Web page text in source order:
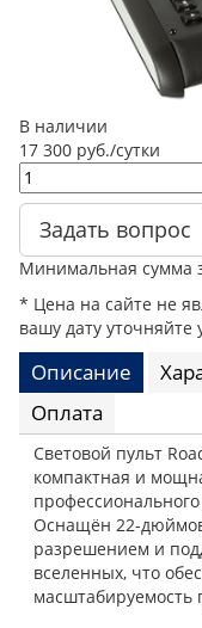
В наличии
17 300 руб./сутки
Задать вопрос
Минимальная сумма
* Цена на сайте не
вашу дату уточняйте
Описание
Оплата
Световой пульт
компактная и
Оснащён 22-
разрешением и
вселенных, что